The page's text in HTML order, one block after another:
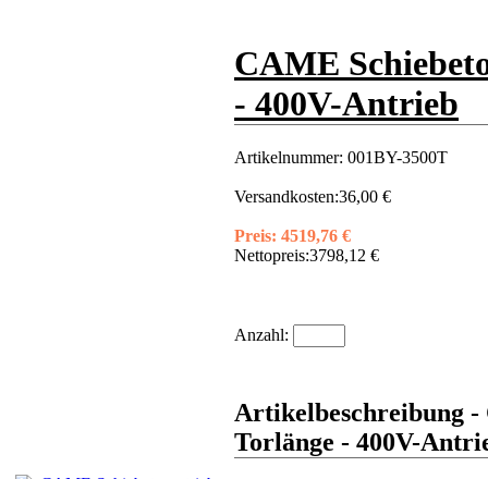
CAME
- 400V-Antrieb
Artikelnummer: 001BY-3500T
Versandkosten:36,00 €
Preis: 4519,76 €
Nettopreis:3798,12 €
Anzahl:
Artikelbeschreibung
Torlänge - 400V-